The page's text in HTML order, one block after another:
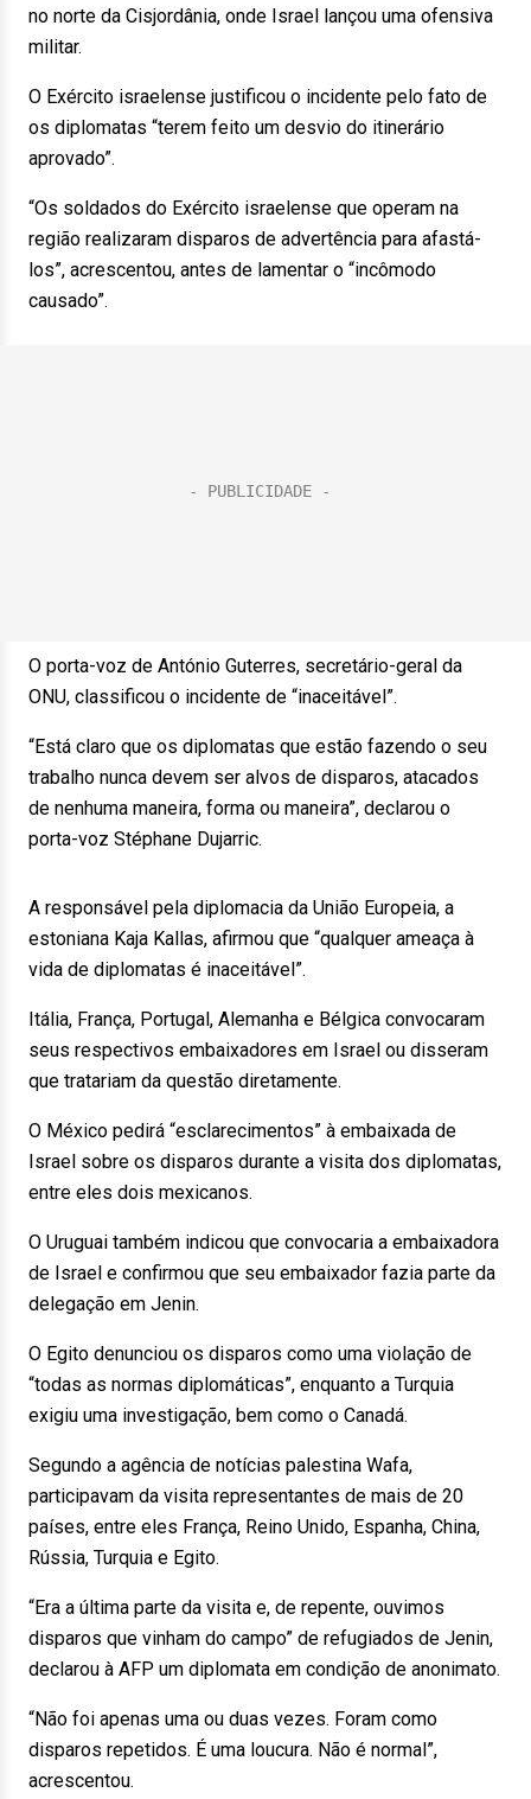
no norte da Cisjordânia, onde Israel lançou uma ofensiva
militar.
O Exército israelense justificou o incidente pelo fato de
os diplomatas “terem feito um desvio do itinerário
aprovado”.
“Os soldados do Exército israelense que operam na
região realizaram disparos de advertência para afastá-
los”, acrescentou, antes de lamentar o “incômodo
causado”.
O porta-voz de António Guterres, secretário-geral da
ONU, classificou o incidente de “inaceitável”.
“Está claro que os diplomatas que estão fazendo o seu
trabalho nunca devem ser alvos de disparos, atacados
de nenhuma maneira, forma ou maneira”, declarou o
porta-voz Stéphane Dujarric.
A responsável pela diplomacia da União Europeia, a
estoniana Kaja Kallas, afirmou que “qualquer ameaça à
vida de diplomatas é inaceitável”.
Itália, França, Portugal, Alemanha e Bélgica convocaram
seus respectivos embaixadores em Israel ou disseram
que tratariam da questão diretamente.
O México pedirá “esclarecimentos” à embaixada de
Israel sobre os disparos durante a visita dos diplomatas,
entre eles dois mexicanos.
O Uruguai também indicou que convocaria a embaixadora
de Israel e confirmou que seu embaixador fazia parte da
delegação em Jenin.
O Egito denunciou os disparos como uma violação de
“todas as normas diplomáticas”, enquanto a Turquia
exigiu uma investigação, bem como o Canadá.
Segundo a agência de notícias palestina Wafa,
participavam da visita representantes de mais de 20
países, entre eles França, Reino Unido, Espanha, China,
Rússia, Turquia e Egito.
“Era a última parte da visita e, de repente, ouvimos
disparos que vinham do campo” de refugiados de Jenin,
declarou à AFP um diplomata em condição de anonimato.
“Não foi apenas uma ou duas vezes. Foram como
disparos repetidos. É uma loucura. Não é normal”,
acrescentou.